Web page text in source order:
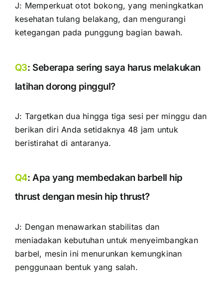
J: Memperkuat otot bokong, yang meningkatkan
kesehatan tulang belakang, dan mengurangi
ketegangan pada punggung bagian bawah.
Q3: Seberapa sering saya harus melakukan
latihan dorong pinggul?
J: Targetkan dua hingga tiga sesi per minggu dan
berikan diri Anda setidaknya 48 jam untuk
beristirahat di antaranya.
Q4: Apa yang membedakan barbell hip
thrust dengan mesin hip thrust?
J: Dengan menawarkan stabilitas dan
meniadakan kebutuhan untuk menyeimbangkan
barbel, mesin ini menurunkan kemungkinan
penggunaan bentuk yang salah.